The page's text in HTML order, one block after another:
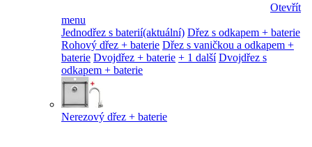
Otevřít
menu
Jednodřez s baterií(aktuální) Dřez s odkapem + baterie
Rohový dřez + baterie Dřez s vaničkou a odkapem +
baterie Dvojdřez + baterie + 1 další Dvojdřez s
odkapem + baterie
Nerezový dřez + baterie